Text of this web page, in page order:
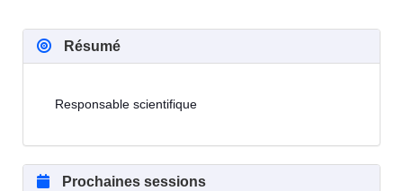
Résumé
Responsable scientifique
Prochaines sessions